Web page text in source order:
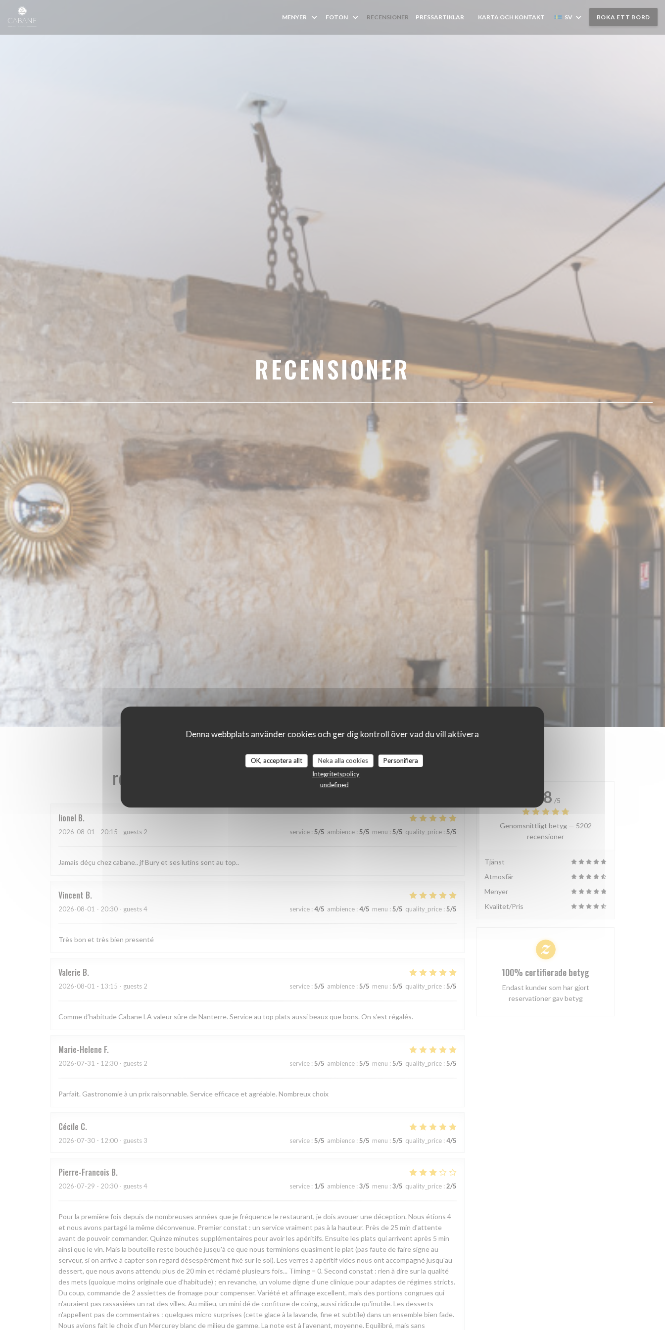
Cookie- hanteringspanel
Denna webbplats använder cookies och ger dig kontroll över vad du vill aktivera
OK, acceptera allt Neka alla cookies
Personifiera
Integritetspolicy
undefined
MENYER FOTON RECENSIONER PRESSARTIKLAR ((ÖPPNAS I ETT NYTT FÖNSTER))
KARTA OCH KONTAKT SV BOKA ETT BORD
RECENSIONER
reviews_from_our_clients_following_booking
lionel B
2026-08-01 - 20:15 - guests 2 service : 5/5 ambience : 5/5 menu : 5/5 quality_price : 5/5
Jamais déçu chez cabane.. jf Bury et ses lutins sont au top..
Vincent B
2026-08-01 - 20:30 - guests 4 service : 4/5 ambience :4/5 menu : 5/5 quality_price : 5/5
Très bon et très bien presenté
Valerie B
2026-08-01 - 13:15 - guests 2 service : 5/5 ambience : 5/5 menu : 5/5 quality_price : 5/5
Comme d’habitude Cabane LA valeur sûre de Nanterre. Service au top plats aussi beaux que bons. On s’est régalés.
Marie-Helene F
2026-07-31 - 12:30 - guests 2 service : 5/5 ambience : 5/5 menu : 5/5 quality_price : 5/5
Parfait. Gastronomie à un prix raisonnable. Service efficace et agréable. Nombreux choix
Cécile C
2026-07-30 - 12:00 - guests 3 service : 5/5 ambience : 5/5 menu : 5/5 quality_price : 4/5
Pierre-Francois B
2026-07-29 - 20:30 - guests 4 service : 1/5 ambience : 3/5 menu : 3/5 quality_price : 2/5
Pour la première fois depuis de nombreuses années que je fréquence le restaurant, je dois avouer une déception. Nous étions 4
et nous avons partagé la même déconvenue. Premier constat : un service vraiment pas à la hauteur. Près de 25 min d'attente
avant de pouvoir commander. Quinze minutes supplémentaires pour avoir les apéritifs. Ensuite les plats qui arrivent après 5 min
ainsi que le vin. Mais la bouteille reste bouchée jusqu'à ce que nous terminions quasiment le plat (pas faute de faire signe au
serveur, si on arrive à capter son regard désespérément fixé sur le sol). Les verres à apéritif vides nous ont accompagné jusqu'au
dessert, que nous avons attendu plus de 20 min et réclamé plusieurs fois... Timing = 0. Second constat : rien à dire sur la qualité
des mets (quoique moins originale que d'habitude) ; en revanche, un volume digne d'une clinique pour adaptes de régimes stricts.
Du coup, commande de 2 assiettes de fromage pour compenser. Variété et affinage excellent, mais des portions congrues qui
n'auraient pas rassasiées un rat des villes. Au milieu, un mini dé de confiture de coing, aussi ridicule qu'inutile. Les desserts
n'appellent pas de commentaires : quelques micro surprises (cette glace à la lavande, fine et subtile) dans un ensemble bien fade.
Nous avions fait le choix d'un Mercurey blanc de milieu de gamme. La note est à l'avenant, moyenne. Equilibré, mais sans
4.8 /5
Genomsnittligt betyg — 5202
recensioner
Tjänst
Atmosfär
Menyer
Kvalitet/Pris
100% certifierade betyg
Endast kunder som har gjort
reservationer gav betyg